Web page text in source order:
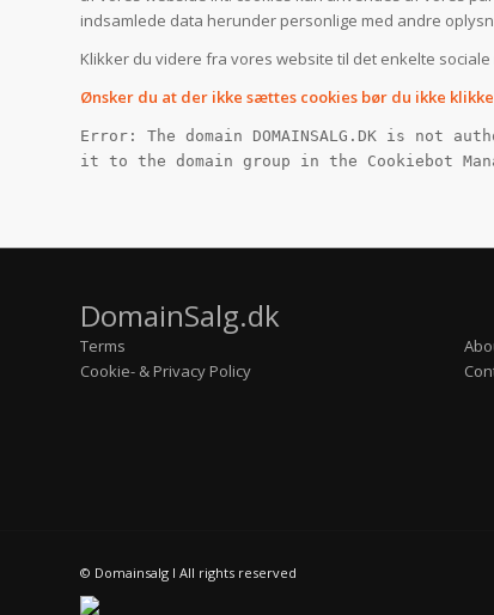
indsamlede data herunder personlige med andre
Klikker du videre fra vores website til det enkelte
Ønsker du at der ikke sættes cookies bør du ikke
Error: The domain DOMAINSALG.DK is not
it to the domain group in the Cookiebot
DomainSalg.dk
Terms
Cookie- & Privacy Policy
© Domainsalg I All rights reserved